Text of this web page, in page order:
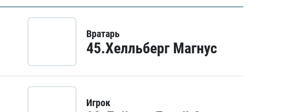
Вратарь
45.Хелльберг Магнус
Игрок